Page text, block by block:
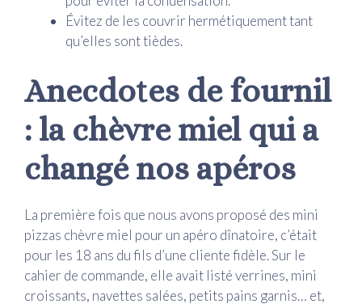
Évitez de les couvrir hermétiquement tant
qu’elles sont tièdes.
Anecdotes de fournil
: la chèvre miel qui a
changé nos apéros
La première fois que nous avons proposé des mini
pizzas chèvre miel pour un apéro dînatoire, c’était
pour les 18 ans du fils d’une cliente fidèle. Sur le
cahier de commande, elle avait listé verrines, mini
croissants, navettes salées, petits pains garnis… et,